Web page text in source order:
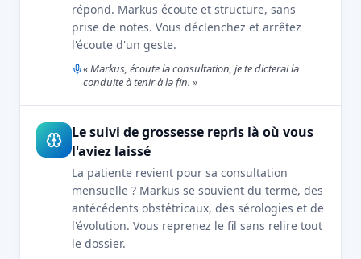
répond. Markus écoute et structure, sans
prise de notes. Vous déclenchez et arrêtez
l'écoute d'un geste.
« Markus, écoute la consultation, je te dicterai la
conduite à tenir à la fin. »
Le suivi de grossesse repris là où vous
l'aviez laissé
La patiente revient pour sa consultation
mensuelle ? Markus se souvient du terme, des
antécédents obstétricaux, des sérologies et de
l'évolution. Vous reprenez le fil sans relire tout
le dossier.